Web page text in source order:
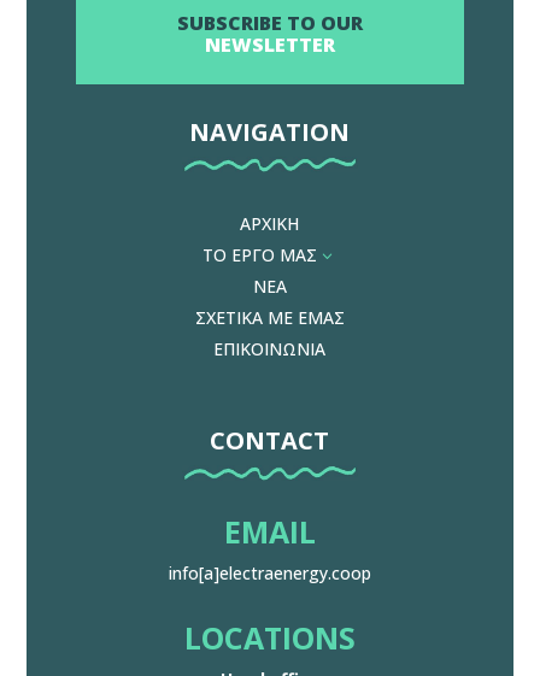
SUBSCRIBE TO OUR
NEWSLETTER
NAVIGATION
ΑΡΧΙΚΗ
ΤΟ ΕΡΓΟ ΜΑΣ 3
ΝΕΑ
ΣΧΕΤΙΚΑ ΜΕ ΕΜΑΣ
ΕΠΙΚΟΙΝΩΝΙΑ
CONTACT
EMAIL
info[a]electraenergy.coop
LOCATIONS